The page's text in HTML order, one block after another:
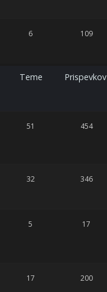
6 109
Teme Prispevkov
51 454
32 346
5 17
17 200